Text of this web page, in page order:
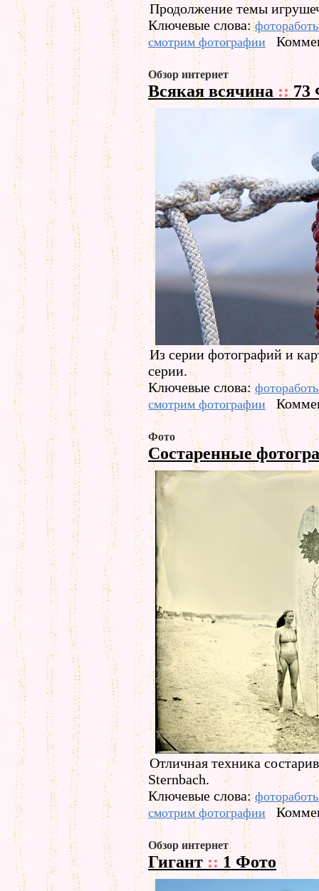
Продолжение темы
Ключевые слова:
смотрим фотографии
Обзор интернет
Всякая всячина ::73
Из серии фотографий и
серии.
Ключевые слова:
смотрим фотографии
Фото
Состаренные
Отличная техника
Sternbach.
Ключевые слова:
смотрим фотографии
Обзор интернет
Гигант :: 1 Фото